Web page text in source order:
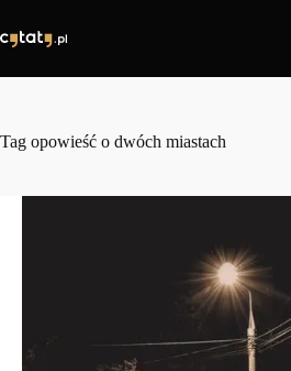
treści
Tag opowieść o dwóch miastach